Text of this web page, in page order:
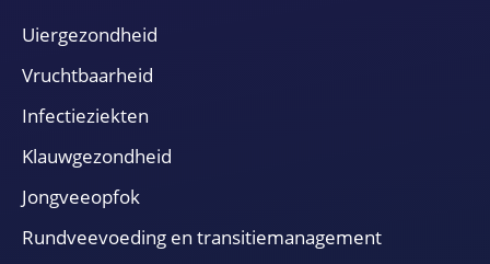
Uiergezondheid
Vruchtbaarheid
Infectieziekten
Klauwgezondheid
Jongveeopfok
Rundveevoeding en transitiemanagement